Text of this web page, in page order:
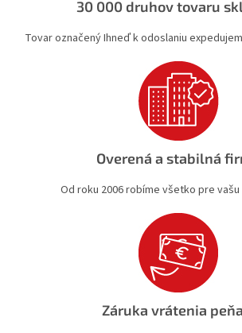
k
v
p
i
s
u
30 000 druhov tovaru
Tovar označený Ihneď k odoslaniu
Overená a stabilná
Od roku 2006 robíme všetko pre
Záruka vrátenia